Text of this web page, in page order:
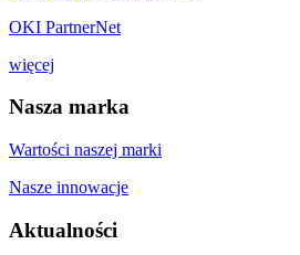
OKI PartnerNet
więcej
Nasza marka
Wartości naszej marki
Nasze innowacje
Aktualności